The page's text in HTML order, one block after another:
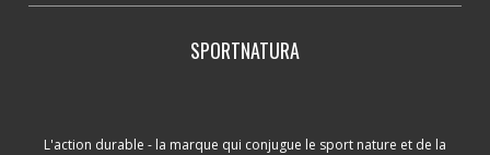
SPORTNATURA
L'action durable - la marque qui conjugue le sport nature et de la